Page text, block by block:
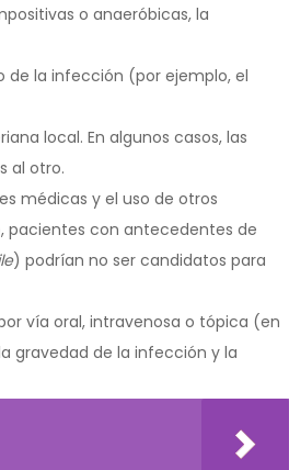
o anaeróbicas, la
de la infección (por ejemplo, el
local. En algunos casos, las
al otro.
médicas y el uso de otros
pacientes con antecedentes de
) podrían no ser candidatos para
vía oral, intravenosa o tópica (en
gravedad de la infección y la